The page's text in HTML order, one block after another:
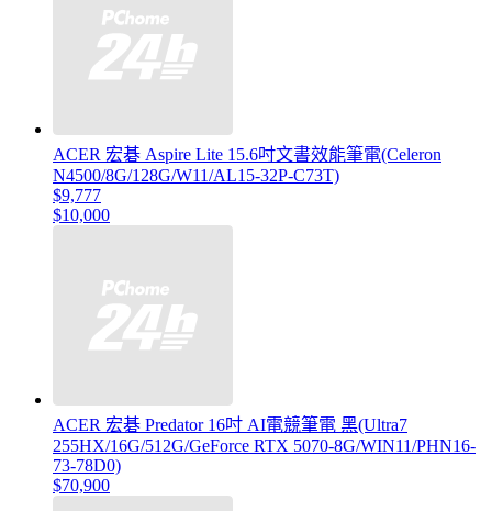
ACER 宏碁 Aspire Lite 15.6吋文書效能筆電(Celeron
N4500/8G/128G/W11/AL15-32P-C73T)
$9,777
$10,000
ACER 宏碁 Predator 16吋 AI電競筆電 黑(Ultra7
255HX/16G/512G/GeForce RTX 5070-8G/WIN11/PHN16-
73-78D0)
$70,900